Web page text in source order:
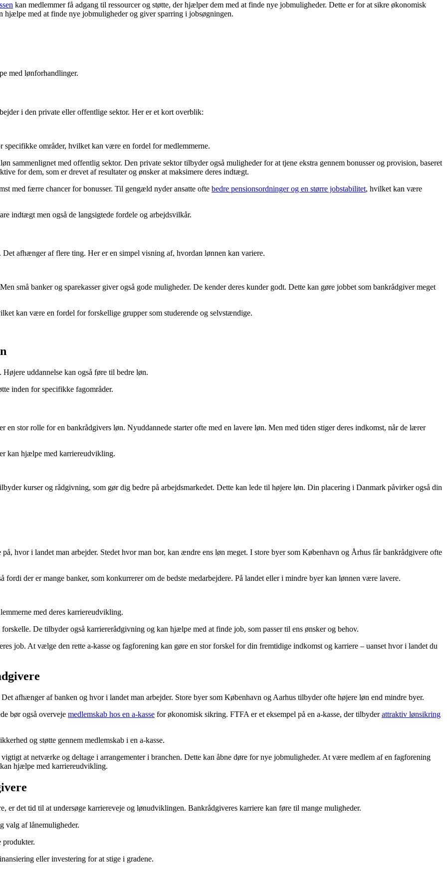
kan medlemmer få adgang til ressourcer og støtte, der hjælper dem med at finde nye jobmuligheder. Dette er for at sikre økonomisk
hjælpe med at finde nye jobmuligheder og giver sparring i jobsøgningen.
med lønforhandlinger.
i den private eller offentlige sektor. Her er et kort overblik:
specifikke områder, hvilket kan være en fordel for medlemmerne.
sammenlignet med offentlig sektor. Den private sektor tilbyder også muligheder for at tjene ekstra gennem bonusser og provision, baseret
for dem, som er drevet af resultater og ønsker at maksimere deres indtægt.
med færre chancer for bonusser. Til gengæld nyder ansatte ofte bedre pensionsordninger og en større jobstabilitet, hvilket kan være
indtægt men også de langsigtede fordele og arbejdsvilkår.
afhænger af flere ting. Her er en simpel visning af, hvordan lønnen kan variere.
små banker og sparekasser giver også gode muligheder. De kender deres kunder godt. Dette kan gøre jobbet som bankrådgiver meget
kan være en fordel for forskellige grupper som studerende og selvstændige.
uddannelse kan også føre til bedre løn.
inden for specifikke fagområder.
en stor rolle for en bankrådgivers løn. Nyuddannede starter ofte med en lavere løn. Men med tiden stiger deres indkomst, når de lærer
kan hjælpe med karriereudvikling.
kurser og rådgivning, som gør dig bedre på arbejdsmarkedet. Dette kan lede til højere løn. Din placering i Danmark påvirker også din
hvor i landet man arbejder. Stedet hvor man bor, kan ændre ens løn meget. I store byer som København og Århus får bankrådgivere ofte
fordi der er mange banker, som konkurrerer om de bedste medarbejdere. På landet eller i mindre byer kan lønnen være lavere.
med deres karriereudvikling.
De tilbyder også karriererådgivning og kan hjælpe med at finde job, som passer til ens ønsker og behov.
job. At vælge den rette a-kasse og fagforening kan gøre en stor forskel for din fremtidige indkomst og karriere – uanset hvor i landet du
afhænger af banken og hvor i landet man arbejder. Store byer som København og Aarhus tilbyder ofte højere løn end mindre byer.
bør også overveje medlemskab hos en a-kasse for økonomisk sikring. FTFA er et eksempel på en a-kasse, der tilbyderattraktiv lønsikring
og støtte gennem medlemskab i en a-kasse.
at netværke og deltage i arrangementer i branchen. Dette kan åbne døre for nye jobmuligheder. At være medlem af en fagforening
hjælpe med karriereudvikling.
er det tid til at undersøge karriereveje og lønudviklingen. Bankrådgiveres karriere kan føre til mange muligheder.
valg af lånemuligheder.
produkter.
eller investering for at stige i gradene.